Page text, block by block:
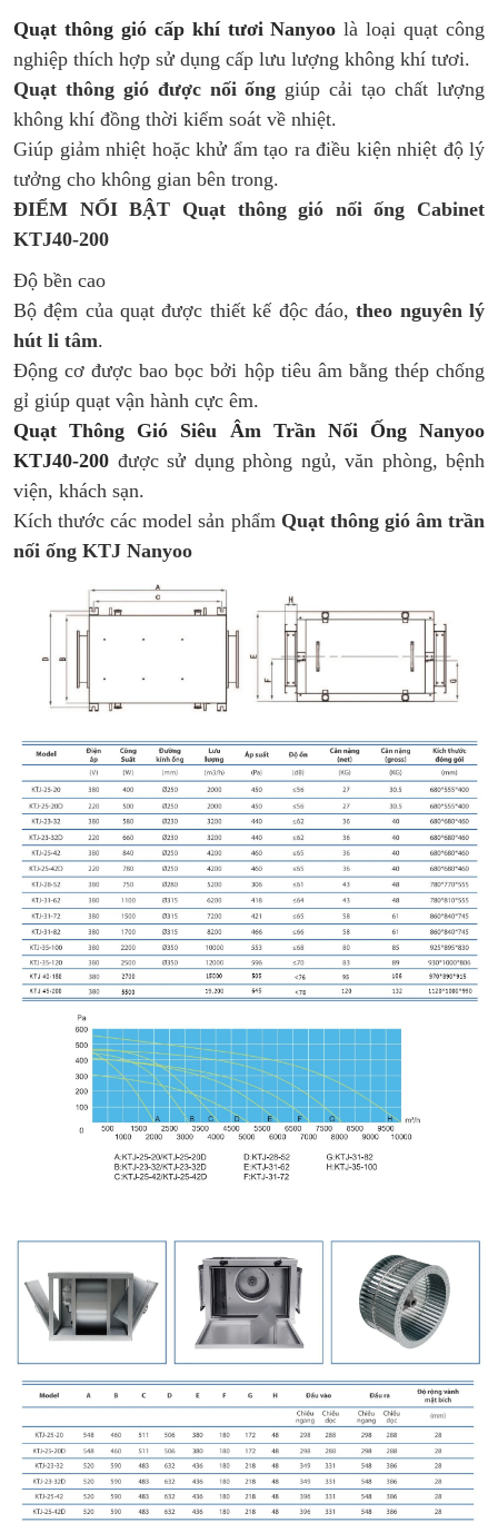
Quạt thông gió cấp khí tươi Nanyoo là loại quạt công
nghiệp thích hợp sử dụng cấp lưu lượng không khí tươi.
Quạt thông gió được nối ống giúp cải tạo chất lượng
không khí đồng thời kiểm soát về nhiệt.
Giúp giảm nhiệt hoặc khử ẩm tạo ra điều kiện nhiệt độ lý
tưởng cho không gian bên trong.
ĐIỂM NỔI BẬT Quạt thông gió nối ống Cabinet
KTJ40-200
Độ bền cao
Bộ đệm của quạt được thiết kế độc đáo,theo nguyên lý
hút li tâm.
Động cơ được bao bọc bởi hộp tiêu âm bằng thép chống
gỉ giúp quạt vận hành cực êm.
Quạt Thông Gió Siêu Âm Trần Nối Ống Nanyoo
KTJ40-200 được sử dụng phòng ngủ, văn phòng, bệnh
viện, khách sạn.
Kích thước các model sản phẩm Quạt thông gió âm trần
nối ống KTJ Nanyoo